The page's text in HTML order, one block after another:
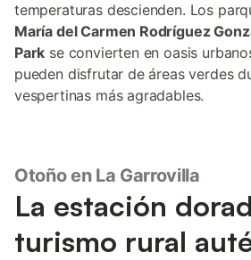
temperaturas descienden. Los
María del Carmen Rodríguez
Park se convierten en oasis
pueden disfrutar de áreas verdes
vespertinas más agradables.
Otoño en La Garrovilla
La estación
turismo rural